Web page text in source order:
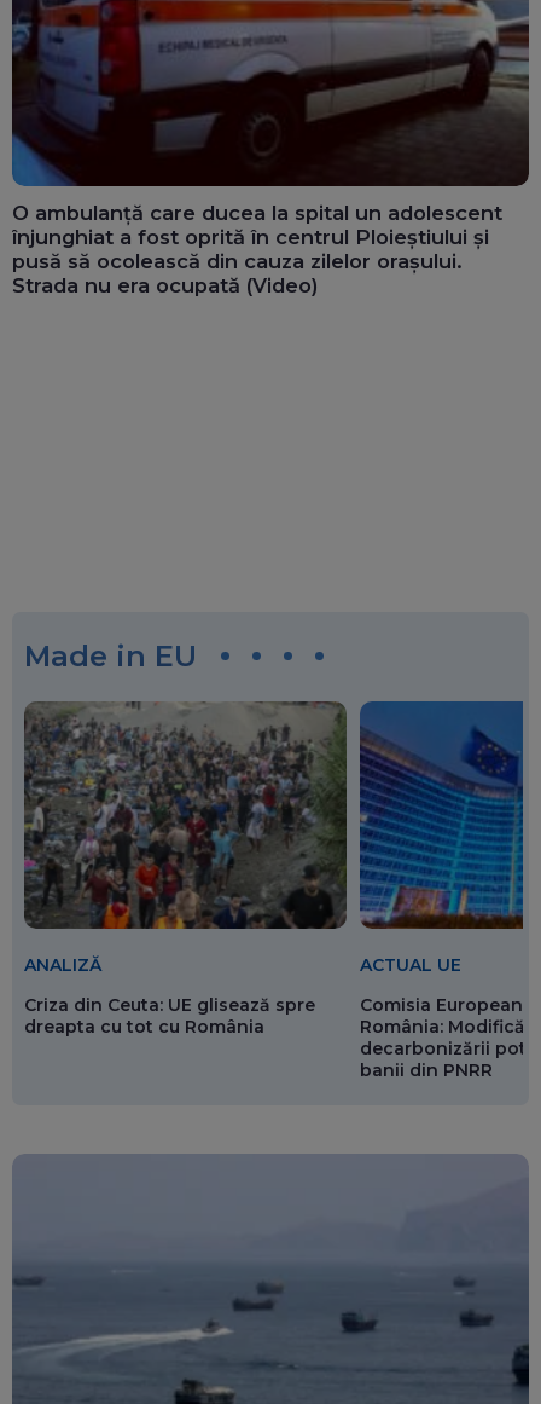
O ambulanță care ducea la spital un adolescent
înjunghiat a fost oprită în centrul Ploieștiului și
pusă să ocolească din cauza zilelor orașului.
Strada nu era ocupată (Video)
Made in EU
ANALIZĂ
Criza din Ceuta: UE glisează spre
dreapta cu tot cu România
ACTUAL UE
Comisia Europeană
România:
decarbonizării pot
banii din PNRR